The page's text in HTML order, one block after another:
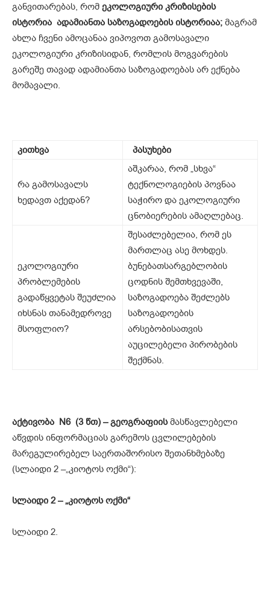
განვითარებას, რომ ეკოლოგიური კრიზისების
ისტორია ადამიანთა საზოგადოების ისტორიაა; მაგრამ
ახლა ჩვენი ამოცანაა ვიპოვოთ გამოსავალი
ეკოლოგიური კრიზისიდან, რომლის მოგვარების
გარეშე თავად ადამიანთა საზოგადოებას არ ექნება
მომავალი.
კითხვა პასუხები
რა გამოსავალს
ხედავთ აქედან?
აშკარაა, რომ „სხვა“
ტექნოლოგიების პოვნაა
საჭირო და ეკოლოგიური
ცნობიერების ამაღლებაც.
ეკოლოგიური
პრობლემების
გადაწყვეტას შეუძლია
იხსნას თანამედროვე
მსოფლიო?
შესაძლებელია, რომ ეს
მართლაც ასე მოხდეს.
ბუნებათსარგებლობის
ცოდნის შემთხვევაში,
საზოგადოება შეძლებს
საზოგადოების
არსებობისათვის
აუცილებელი პირობების
შექმნას.
აქტივობა N6 (3 წთ) – გეოგრაფიისმასწავლებელი
აწვდის ინფორმაციას გარემოს ცვლილებების
მარეგულირებელ საერთაშორისო შეთანხმებაზე
(სლაიდი 2 –„კიოტოს ოქმი“):
სლაიდი 2 – „კიოტოს ოქმი“
სლაიდი 2.